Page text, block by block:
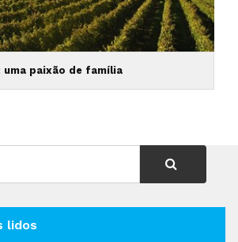
uma paixão de família
lidos